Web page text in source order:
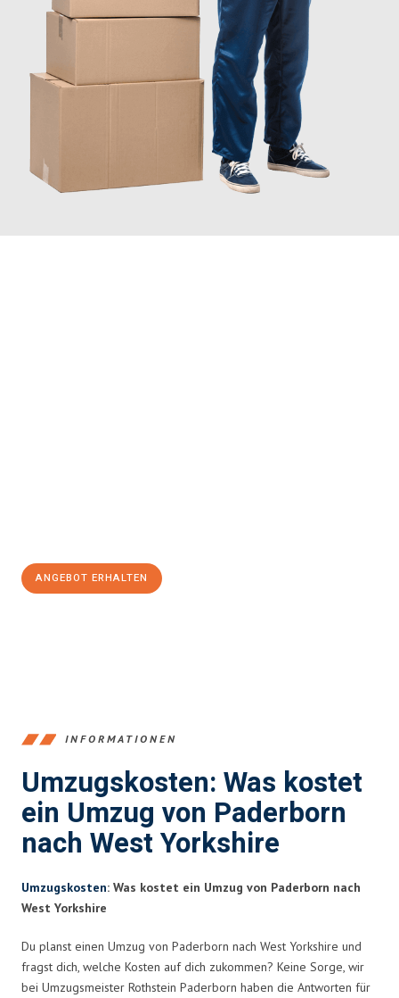
ANGEBOT ERHALTEN
INFORMATIONEN
Umzugskosten: Was kostet
ein Umzug von Paderborn
nach West Yorkshire
Umzugskosten: Was kostet ein Umzug von Paderborn nach
West Yorkshire
Du planst einen Umzug von Paderborn nach West Yorkshire und
fragst dich, welche Kosten auf dich zukommen? Keine Sorge, wir
bei Umzugsmeister Rothstein Paderborn haben die Antworten für